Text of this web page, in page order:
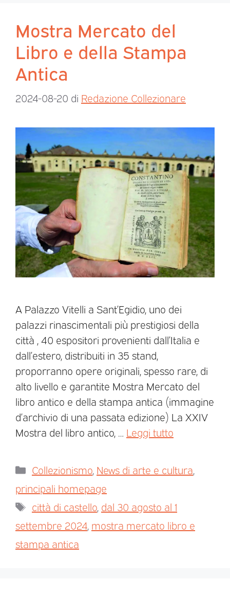
Mostra Mercato del
Libro e della Stampa
Antica
2024-08-20 di Redazione Collezionare
A Palazzo Vitelli a Sant’Egidio, uno dei
palazzi rinascimentali più prestigiosi della
città , 40 espositori provenienti dall’Italia e
dall’estero, distribuiti in 35 stand,
proporranno opere originali, spesso rare, di
alto livello e garantite Mostra Mercato del
libro antico e della stampa antica (immagine
d’archivio di una passata edizione) La XXIV
Mostra del libro antico, … Leggi tutto
Collezionismo News di arte e cultura
principali homepage
città di castello dal 30 agosto al 1
settembre 2024 mostra mercato libro e
stampa antica